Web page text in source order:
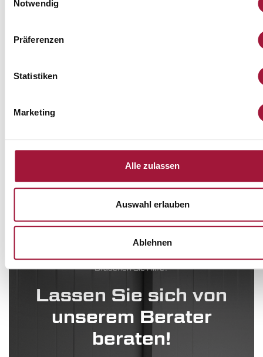
Notwendig
Präferenzen
Statistiken
Marketing
Alle zulassen
Auswahl erlauben
Ablehnen
BetonStal Ostrołęka
Siehe die Liste
Siehe die Liste Budowa Elektrowni,
Siehe die Liste
Brauchen Sie Hilfe?
Lassen Sie sich von
unserem Berater
beraten!